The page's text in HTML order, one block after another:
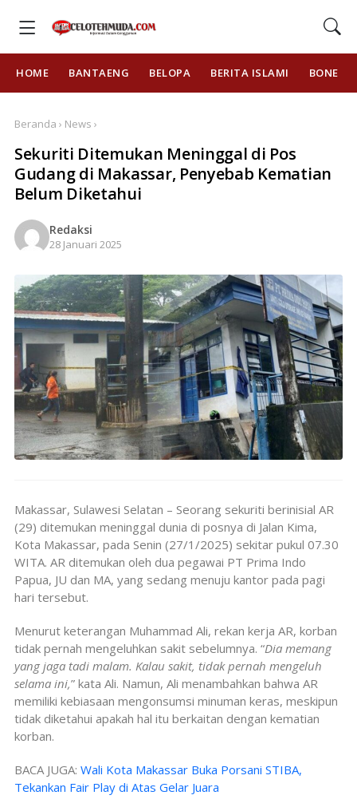
HOME BANTAENG BELOPA BERITA ISLAMI BONE
Beranda › News ›
Sekuriti Ditemukan Meninggal di Pos
Gudang di Makassar, Penyebab Kematian
Belum Diketahui
Redaksi
28 Januari 2025
Makassar, Sulawesi Selatan – Seorang sekuriti berinisial AR
(29) ditemukan meninggal dunia di posnya di Jalan Kima,
Kota Makassar, pada Senin (27/1/2025) sekitar pukul 07.30
WITA. AR ditemukan oleh dua pegawai PT Prima Indo
Papua, JU dan MA, yang sedang menuju kantor pada pagi
hari tersebut.
Menurut keterangan Muhammad Ali, rekan kerja AR, korban
tidak pernah mengeluhkan sakit sebelumnya. “Dia memang
yang jaga tadi malam. Kalau sakit, tidak pernah mengeluh
selama ini,” kata Ali. Namun, Ali menambahkan bahwa AR
memiliki kebiasaan mengonsumsi minuman keras, meskipun
tidak diketahui apakah hal itu berkaitan dengan kematian
korban.
BACA JUGA: Wali Kota Makassar Buka Porsani STIBA,
Tekankan Fair Play di Atas Gelar Juara